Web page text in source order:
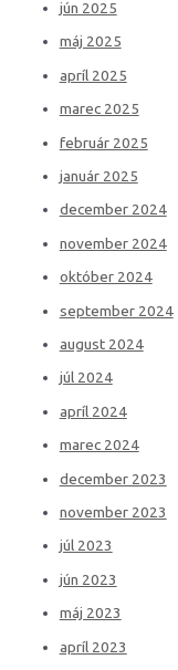
jún 2025
máj 2025
apríl 2025
marec 2025
február 2025
január 2025
december 2024
november 2024
október 2024
september 2024
august 2024
júl 2024
apríl 2024
marec 2024
december 2023
november 2023
júl 2023
jún 2023
máj 2023
apríl 2023